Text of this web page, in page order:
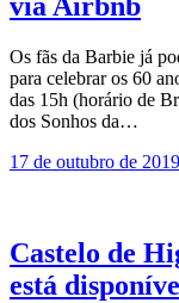
via Airbnb
Os fãs da Barbie já
para celebrar os 60
das 15h (horário de
dos Sonhos da…
17 de outubro de 2019
Castelo de
está